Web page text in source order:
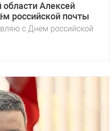
области Алексей
российской почты
с Днем российской